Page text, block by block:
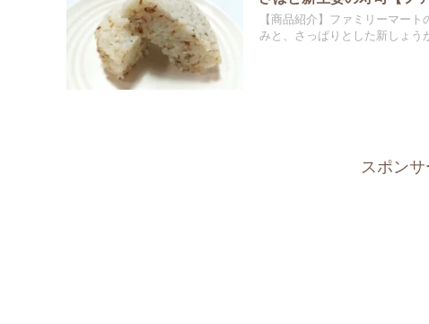
【商品紹介】ファミリーマー
みと、さっぱりとした新しょう
スポン